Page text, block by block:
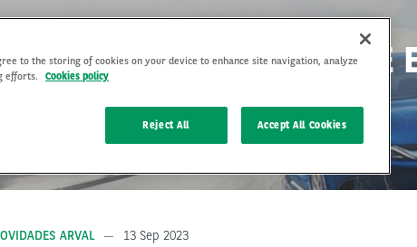
DAY ACONTECE
ARVAL 13 Sep 2023
to the storing of cookies on your device to enhance site navigation, analyze
efforts.
Cookies policy
Reject All Accept All Cookies